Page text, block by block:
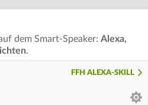
dem Smart-Speaker: Alexa,
.
FFH ALEXA-SKILL